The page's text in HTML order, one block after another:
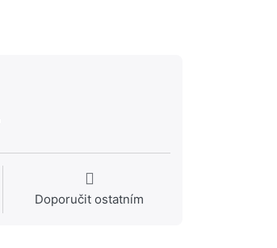
Doporučit ostatním